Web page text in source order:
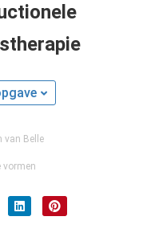
van Belle
vormen